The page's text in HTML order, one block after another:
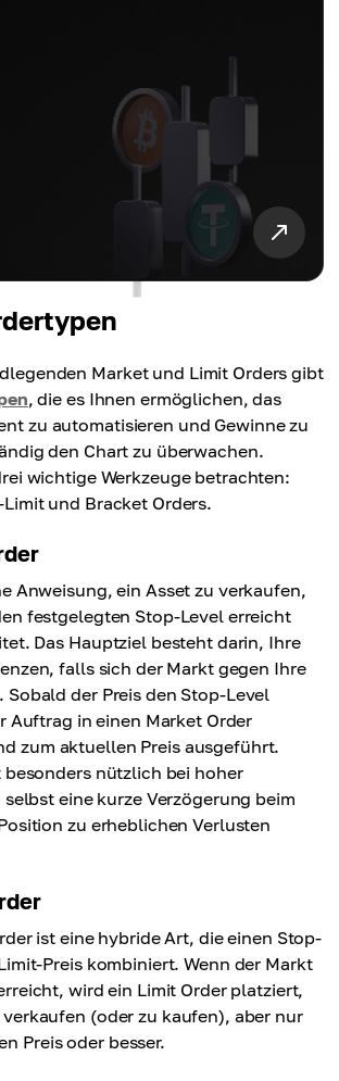
Market und Limit Orders gibt
, die es Ihnen ermöglichen, das
zu automatisieren und Gewinne zu
den Chart zu überwachen.
wichtige Werkzeuge betrachten:
und Bracket Orders.
Anweisung, ein Asset zu verkaufen,
festgelegten Stop-Level erreicht
Das Hauptziel besteht darin, Ihre
falls sich der Markt gegen Ihre
Sobald der Preis den Stop-Level
Auftrag in einen Market Order
zum aktuellen Preis ausgeführt.
besonders nützlich bei hoher
eine kurze Verzögerung beim
zu erheblichen Verlusten
ist eine hybride Art, die einen Stop-
Preis kombiniert. Wenn der Markt
wird ein Limit Order platziert,
verkaufen (oder zu kaufen), aber nur
Preis oder besser.